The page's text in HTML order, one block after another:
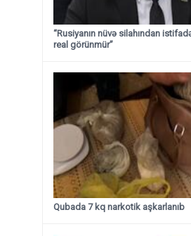
“Rusiyanın nüvə silahından
real görünmür”
Qubada 7 kq narkotik aşkarlanıb